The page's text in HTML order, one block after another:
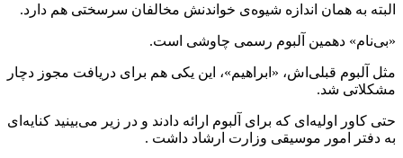
البته به همان اندازه شیوه‌ی خواندنش مخالفان سرسختی هم دارد.
«بی‌نام» دهمین آلبوم رسمی چاوشی است.
مثل آلبوم قبلی‌اش، «ابراهیم»، این یکی هم برای دریافت مجوز دچار
مشکلاتی شد.
حتی کاور اولیه‌ای که برای آلبوم ارائه دادند و در زیر می‌بینید کنایه‌ای
به دفتر امور موسیقی وزارت ارشاد داشت .